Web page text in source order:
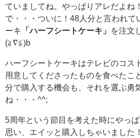
ていましてね。やっぱりアレだよね
で・・・ついに！48人分と言われて
ーキ
「ハーフシートケーキ」
を注文
(≧∇≦)b
ハーフシートケーキはテレビのコス
用意してくださったものを食べたこ
分で購入する機会も、それを選ぶ勇
ね・・・^^;
5周年という節目を考えた時にやっ
思い、エイッと購入しちゃいました